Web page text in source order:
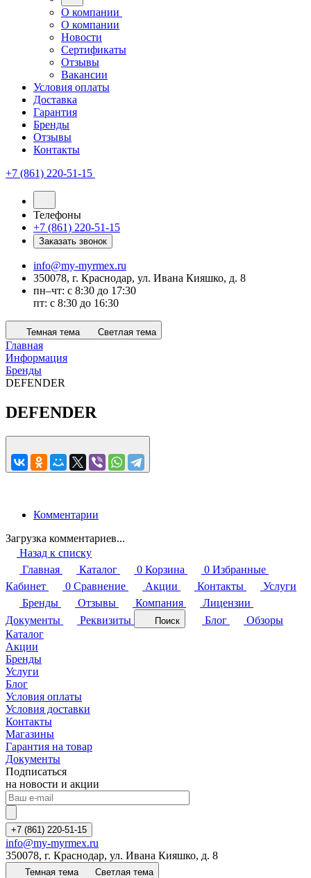
О компании
О компании
Новости
Сертификаты
Отзывы
Вакансии
Условия оплаты
Доставка
Гарантия
Бренды
Отзывы
Контакты
+7 (861) 220-51-15
Телефоны
+7 (861) 220-51-15
Заказать звонок
info@my-myrmex.ru
350078, г. Краснодар, ул. Ивана Кияшко, д. 8
пн–чт: с 8:30 до 17:30
пт: с 8:30 до 16:30
Темная тема Светлая тема
Главная
Информация
Бренды
DEFENDER
DEFENDER
Комментарии
Загрузка комментариев...
Назад к списку
Главная
Каталог 0 Корзина 0 Избранные
Кабинет
0 Сравнение Акции Контакты
Услуги
Бренды
Отзывы Компания
Лицензии
Документы
Реквизиты Поиск Блог
Обзоры
Каталог
Акции
Бренды
Услуги
Блог
Условия оплаты
Условия доставки
Контакты
Магазины
Гарантия на товар
Документы
Подписаться
на новости и акции
+7 (861) 220-51-15
info@my-myrmex.ru
350078, г. Краснодар, ул. Ивана Кияшко, д. 8
Темная тема Светлая тема